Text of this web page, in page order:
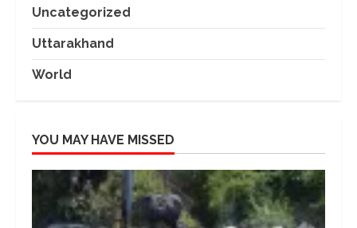
Uncategorized
Uttarakhand
World
YOU MAY HAVE MISSED